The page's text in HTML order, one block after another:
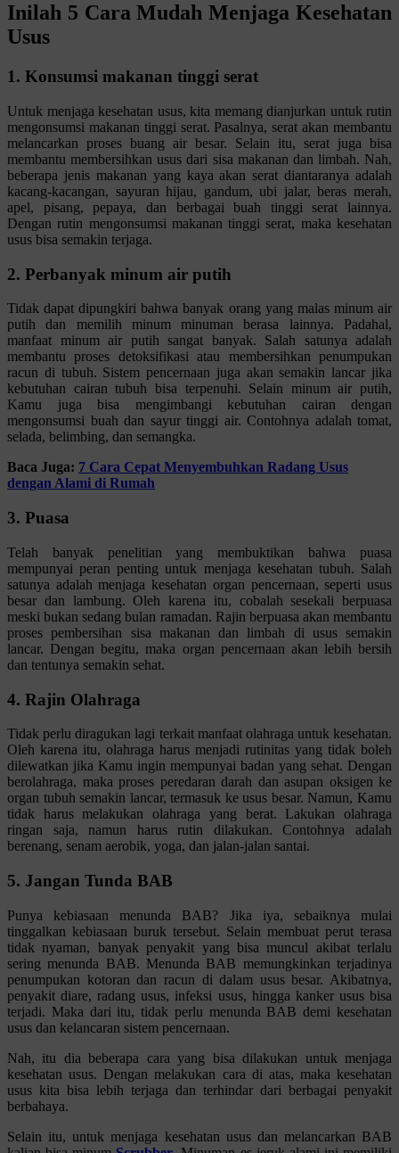
Inilah 5 Cara Mudah Menjaga Kesehatan
Usus
1. Konsumsi makanan tinggi serat
Untuk menjaga kesehatan usus, kita memang dianjurkan untuk rutin
mengonsumsi makanan tinggi serat. Pasalnya, serat akan membantu
melancarkan proses buang air besar. Selain itu, serat juga bisa
membantu membersihkan usus dari sisa makanan dan limbah. Nah,
beberapa jenis makanan yang kaya akan serat diantaranya adalah
kacang-kacangan, sayuran hijau, gandum, ubi jalar, beras merah,
apel, pisang, pepaya, dan berbagai buah tinggi serat lainnya.
Dengan rutin mengonsumsi makanan tinggi serat, maka kesehatan
usus bisa semakin terjaga.
2. Perbanyak minum air putih
Tidak dapat dipungkiri bahwa banyak orang yang malas minum air
putih dan memilih minum minuman berasa lainnya. Padahal,
manfaat minum air putih sangat banyak. Salah satunya adalah
membantu proses detoksifikasi atau membersihkan penumpukan
racun di tubuh. Sistem pencernaan juga akan semakin lancar jika
kebutuhan cairan tubuh bisa terpenuhi. Selain minum air putih,
Kamu juga bisa mengimbangi kebutuhan cairan dengan
mengonsumsi buah dan sayur tinggi air. Contohnya adalah tomat,
selada, belimbing, dan semangka.
Baca Juga: 7 Cara Cepat Menyembuhkan Radang Usus
dengan Alami di Rumah
3. Puasa
Telah banyak penelitian yang membuktikan bahwa puasa
mempunyai peran penting untuk menjaga kesehatan tubuh. Salah
satunya adalah menjaga kesehatan organ pencernaan, seperti usus
besar dan lambung. Oleh karena itu, cobalah sesekali berpuasa
meski bukan sedang bulan ramadan. Rajin berpuasa akan membantu
proses pembersihan sisa makanan dan limbah di usus semakin
lancar. Dengan begitu, maka organ pencernaan akan lebih bersih
dan tentunya semakin sehat.
4. Rajin Olahraga
Tidak perlu diragukan lagi terkait manfaat olahraga untuk kesehatan.
Oleh karena itu, olahraga harus menjadi rutinitas yang tidak boleh
dilewatkan jika Kamu ingin mempunyai badan yang sehat. Dengan
berolahraga, maka proses peredaran darah dan asupan oksigen ke
organ tubuh semakin lancar, termasuk ke usus besar. Namun, Kamu
tidak harus melakukan olahraga yang berat. Lakukan olahraga
ringan saja, namun harus rutin dilakukan. Contohnya adalah
berenang, senam aerobik, yoga, dan jalan-jalan santai.
5. Jangan Tunda BAB
Punya kebiasaan menunda BAB? Jika iya, sebaiknya mulai
tinggalkan kebiasaan buruk tersebut. Selain membuat perut terasa
tidak nyaman, banyak penyakit yang bisa muncul akibat terlalu
sering menunda BAB. Menunda BAB memungkinkan terjadinya
penumpukan kotoran dan racun di dalam usus besar. Akibatnya,
penyakit diare, radang usus, infeksi usus, hingga kanker usus bisa
terjadi. Maka dari itu, tidak perlu menunda BAB demi kesehatan
usus dan kelancaran sistem pencernaan.
Nah, itu dia beberapa cara yang bisa dilakukan untuk menjaga
kesehatan usus. Dengan melakukan cara di atas, maka kesehatan
usus kita bisa lebih terjaga dan terhindar dari berbagai penyakit
berbahaya.
Selain itu, untuk menjaga kesehatan usus dan melancarkan BAB